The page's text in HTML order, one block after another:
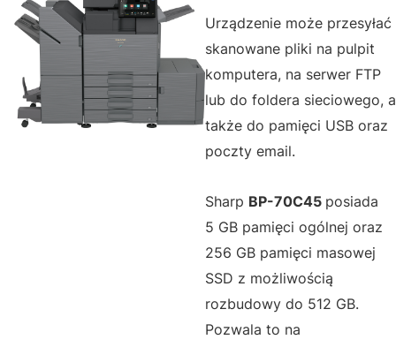
Urządzenie może przesyłać
skanowane pliki na pulpit
komputera, na serwer FTP
lub do foldera sieciowego, a
także do pamięci USB oraz
poczty email.
Sharp BP-70C45 posiada
5 GB pamięci ogólnej oraz
256 GB pamięci masowej
SSD z możliwością
rozbudowy do 512 GB.
Pozwala to na